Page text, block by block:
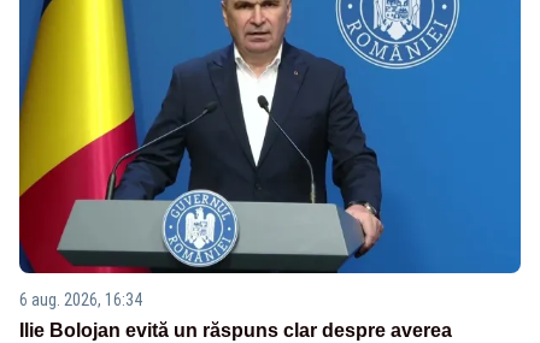
6 aug. 2026, 16:34
Ilie Bolojan evită un răspuns clar despre averea